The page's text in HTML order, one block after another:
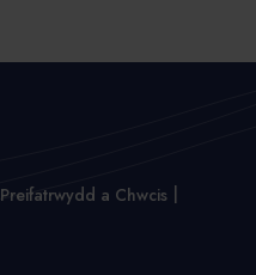
Preifatrwydd a Chwcis